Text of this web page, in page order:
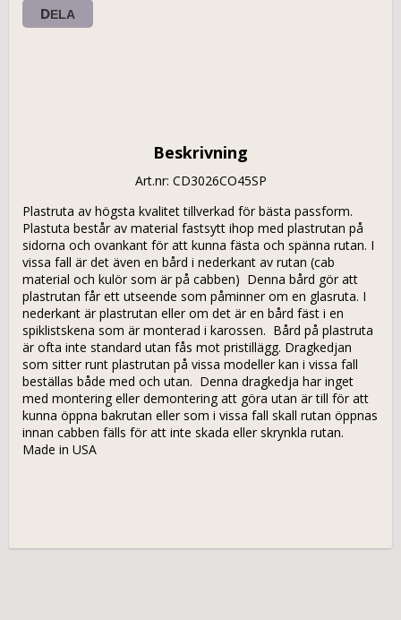
DELA
Beskrivning
Art.nr: CD3026CO45SP
Plastruta av högsta kvalitet tillverkad för bästa passform.
Plastuta består av material fastsytt ihop med plastrutan på
sidorna och ovankant för att kunna fästa och spänna rutan. I
vissa fall är det även en bård i nederkant av rutan (cab
material och kulör som är på cabben)  Denna bård gör att
plastrutan får ett utseende som påminner om en glasruta. I
nederkant är plastrutan eller om det är en bård fäst i en
spiklistskena som är monterad i karossen.  Bård på plastruta
är ofta inte standard utan fås mot pristillägg. Dragkedjan
som sitter runt plastrutan på vissa modeller kan i vissa fall
beställas både med och utan.  Denna dragkedja har inget
med montering eller demontering att göra utan är till för att
kunna öppna bakrutan eller som i vissa fall skall rutan öppnas
innan cabben fälls för att inte skada eller skrynkla rutan.
Made in USA